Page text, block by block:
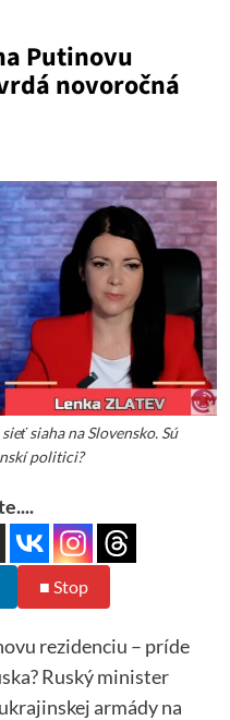
Putinovu
novoročná
siaha na Slovensko. Sú
politici?
■ Stop
rezidenciu – príde
Ruský minister
armády na